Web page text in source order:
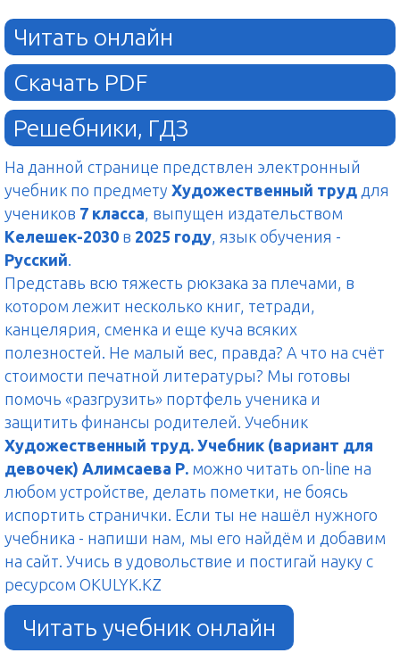
Читать онлайн
Скачать PDF
Решебники, ГДЗ
На данной странице предствлен электронный
учебник по предмету Художественный труд для
учеников 7 класса, выпущен издательством
Келешек-2030 в 2025 году, язык обучения -
Русский.
Представь всю тяжесть рюкзака за плечами, в
котором лежит несколько книг, тетради,
канцелярия, сменка и еще куча всяких
полезностей. Не малый вес, правда? А что на счёт
стоимости печатной литературы? Мы готовы
помочь «разгрузить» портфель ученика и
защитить финансы родителей. Учебник
Художественный труд. Учебник (вариант для
девочек) Алимсаева Р. можно читать on-line на
любом устройстве, делать пометки, не боясь
испортить странички. Если ты не нашёл нужного
учебника - напиши нам, мы его найдём и добавим
на сайт. Учись в удовольствие и постигай науку с
ресурсом OKULYK.KZ
Читать учебник онлайн